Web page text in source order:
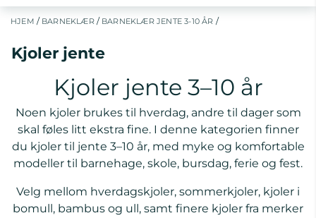
HJEM / BARNEKLÆR / BARNEKLÆR JENTE 3-10 ÅR /
Kjoler jente
Kjoler jente 3–10 år
Noen kjoler brukes til hverdag, andre til dager som
skal føles litt ekstra fine. I denne kategorien finner
du kjoler til jente 3–10 år, med myke og komfortable
modeller til barnehage, skole, bursdag, ferie og fest.
Velg mellom hverdagskjoler, sommerkjoler, kjoler i
bomull, bambus og ull, samt finere kjoler fra merker